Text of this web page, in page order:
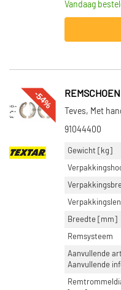
Vandaag
-54%
Teves, Met
91044400
Gewicht [kg]
Breedte [mm]
Remsysteem
Aanvullende
Aanvullende